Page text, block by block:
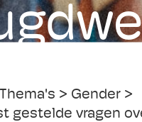
Thema's
Gender
gestelde vragen